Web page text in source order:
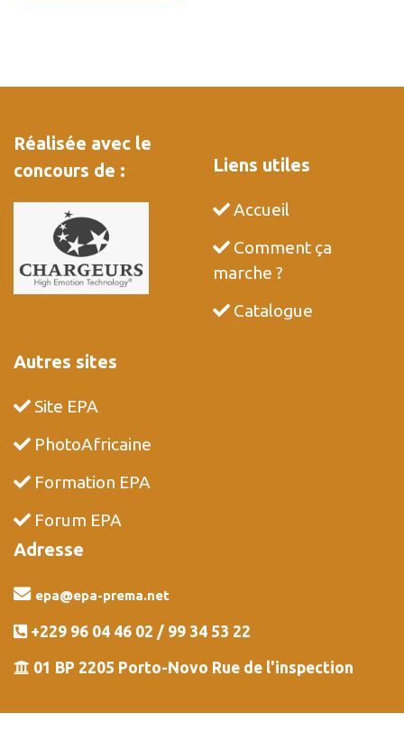
Réalisée avec le
concours de :
Liens utiles
Accueil
Comment ça
marche ?
Catalogue
Autres sites
Site EPA
PhotoAfricaine
Formation EPA
Forum EPA
Adresse
epa@epa-prema.net
+229 96 04 46 02 / 99 34 53 22
01 BP 2205 Porto-Novo Rue de l'inspection